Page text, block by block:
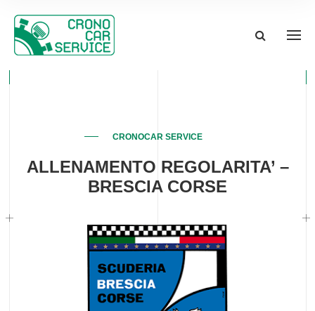
CRONOCAR SERVICE
ALLENAMENTO REGOLARITA’ –
BRESCIA CORSE